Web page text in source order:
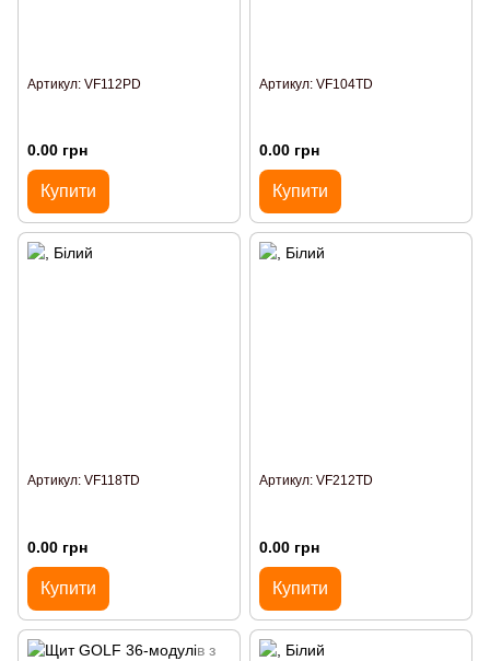
Артикул: VF112PD
0.00 грн
Купити
Артикул: VF104TD
0.00 грн
Купити
Артикул: VF118TD
0.00 грн
Купити
Артикул: VF212TD
0.00 грн
Купити